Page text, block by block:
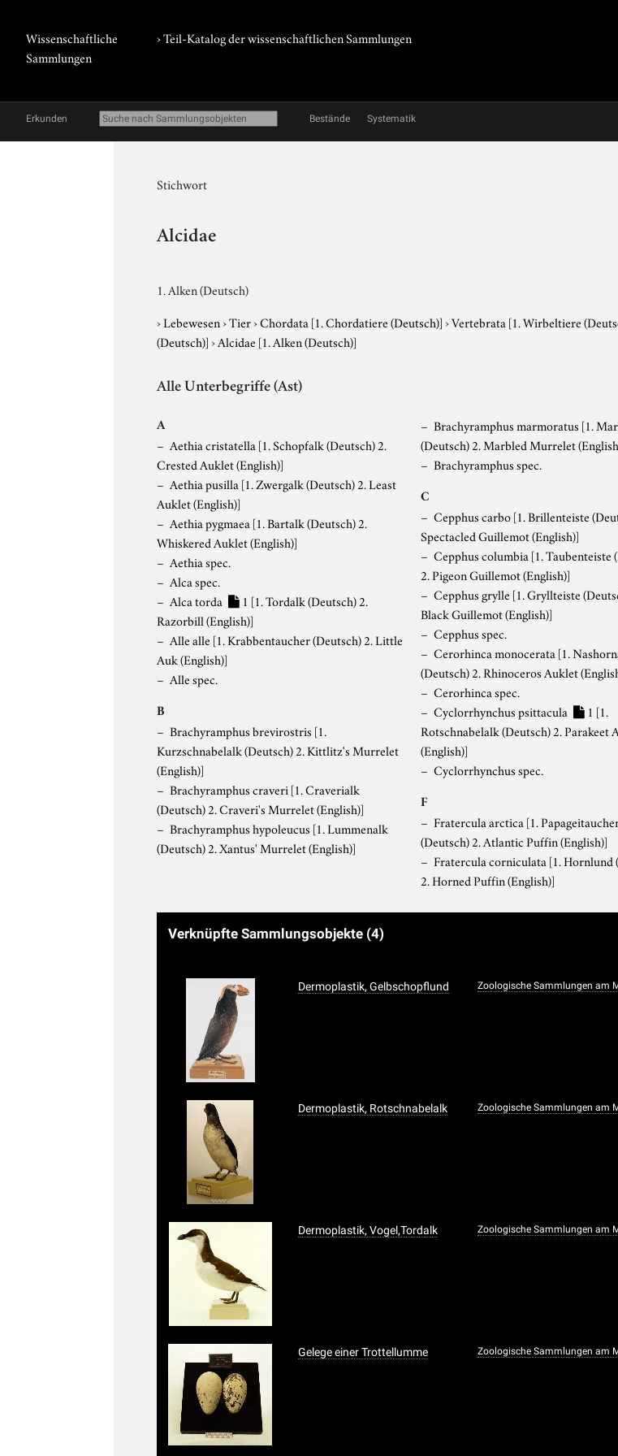
Wissenschaftliche
Sammlungen
› Teil-Katalog der wissenschaftlichen Sammlungen
Erkunden Bestände Systematik
Stichwort
Alcidae
1. Alken (Deutsch)
›Lebewesen›Tier›Chordata [1. Chordatiere (Deutsch)]›Vertebrata [1. Wirbeltiere
(Deutsch)]›Alcidae [1. Alken (Deutsch)]
Alle Unterbegriffe (Ast)
A
Aethia cristatella [1. Schopfalk (Deutsch) 2.
Crested Auklet (English)]
Aethia pusilla [1. Zwergalk (Deutsch) 2. Least
Auklet (English)]
Aethia pygmaea [1. Bartalk (Deutsch) 2.
Whiskered Auklet (English)]
Aethia spec.
Alca spec.
Alca torda
1 [1. Tordalk (Deutsch) 2.
Razorbill (English)]
Alle alle [1. Krabbentaucher (Deutsch) 2. Little
Auk (English)]
Alle spec.
B
Brachyramphus brevirostris [1.
Kurzschnabelalk (Deutsch) 2. Kittlitz's Murrelet
(English)]
Brachyramphus craveri [1. Craverialk
(Deutsch) 2. Craveri's Murrelet (English)]
Brachyramphus hypoleucus [1. Lummenalk
(Deutsch) 2. Xantus' Murrelet (English)]
Brachyramphus marmoratus [1.
(Deutsch) 2. Marbled Murrelet
Brachyramphus spec.
C
Cepphus carbo[1. Brillenteiste
Spectacled Guillemot (English)]
Cepphus columbia [1. Taubenteiste
2. Pigeon Guillemot (English)]
Cepphus grylle [1. Gryllteiste
Black Guillemot (English)]
Cepphus spec.
Cerorhinca monocerata [1.
(Deutsch) 2. Rhinoceros Auklet
Cerorhinca spec.
Cyclorrhynchus psittacula
1 [1.
Rotschnabelalk (Deutsch) 2. Parakeet
(English)]
Cyclorrhynchus spec.
F
Fratercula arctica [1.
(Deutsch) 2. Atlantic Puffin (English)]
Fratercula corniculata [1. Hornlund
2. Horned Puffin (English)]
Verknüpfte Sammlungsobjekte (4)
Dermoplastik, Gelbschopflund Zoologische Sammlungen am
Dermoplastik, Rotschnabelalk Zoologische Sammlungen am
Dermoplastik, Vogel,Tordalk Zoologische Sammlungen am
Gelege einer Trottellumme Zoologische Sammlungen am